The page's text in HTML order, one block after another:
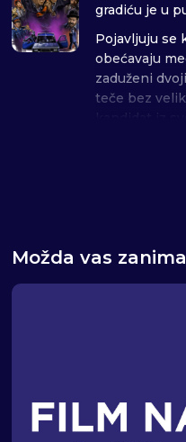
gradiću je u
Pojavljuju se
obećavaju
zaduženi
teče bez
Možda vas zanima